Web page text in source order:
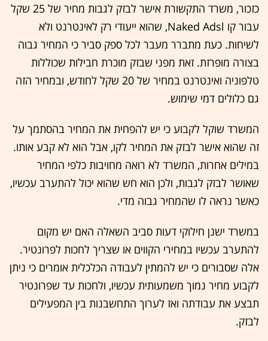
כזכור, משרד התקשורת אישר לבזק לגבות מחיר של 25 שקל
עבור קו Naked Adsl, שהוא ייעודי רק לאינטרנט ולא
לשיחות. כעת מתברר מעבר לכל ספק סביר כי המחיר גבוה
בצורה מופרזת. זאת מפני שבזק מוכרת חבילות שכוללות
טלפוניה ואינטרנט במחיר של 20 שקל לחודש, ובמחיר הזה
גם כלולים דמי שימוש.
המשרד שוקל לקבוע כי יש להפחית את המחיר בהסתמך על
זה שהוא אישר לבזק את המחיר לקו, אבל הוא לא קבע אותו.
במילים אחרות, המשרד לא רואה מחויבות כלפי המחיר
שאושר לבזק לגבות, ולכן הוא חש שהוא יכול להתערב עכשיו,
כאשר נראה לו שהמחיר גבוה מדי.
במשרד ישנן חילוקי דעות סביב השאלה האם יש מקום
להתערב עכשיו במחירי הקווים או שצריך לחכות לפרונטיר.
אלה שסבורים כי יש להמתין לעבודה הכלכלית אומרים כי ניתן
לקבוע מחיר נמוך משמעותית עכשיו, ולחכות עד שפרונטיר
תבצע את עבודתה ואז לערוך התחשבנות בין המפעילים
לבזק.